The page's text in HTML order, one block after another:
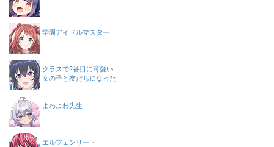
学園アイドルマスター
クラスで2番目に可愛い
女の子と友だちになった
よわよわ先生
エルフェンリート